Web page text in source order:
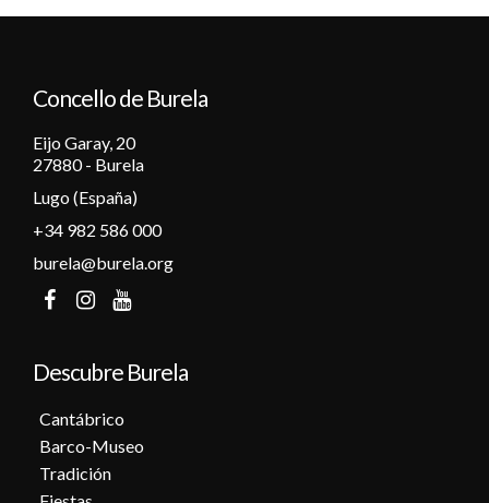
Concello de Burela
Eijo Garay, 20
27880 - Burela
Lugo (España)
+34 982 586 000
burela@burela.org
Descubre Burela
Cantábrico
Barco-Museo
Tradición